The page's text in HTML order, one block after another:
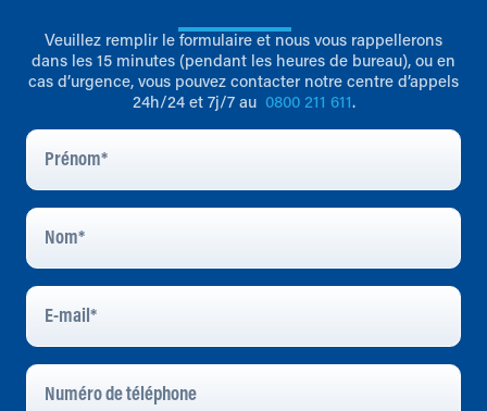
Veuillez remplir le formulaire et nous vous rappellerons
dans les 15 minutes (pendant les heures de bureau), ou en
cas d’urgence, vous pouvez contacter notre centre d’appels
24h/24 et 7j/7 au 0800 211 611.
Prénom
Nom
E-
Mail*
Numéro